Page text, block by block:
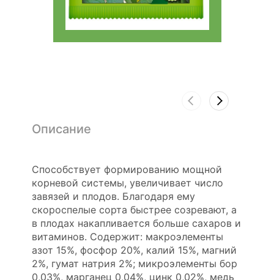
Описание
Способствует формированию мощной
корневой системы, увеличивает число
завязей и плодов. Благодаря ему
скороспелые сорта быстрее созревают, а
в плодах накапливается больше сахаров и
витаминов. Содержит: макроэлементы
азот 15%, фосфор 20%, калий 15%, магний
2%, гумат натрия 2%; микроэлементы бор
0,03%, марганец 0,04%, цинк 0,02%, медь